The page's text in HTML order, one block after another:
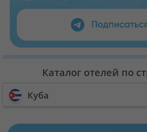
Каталог отелей по
Куба